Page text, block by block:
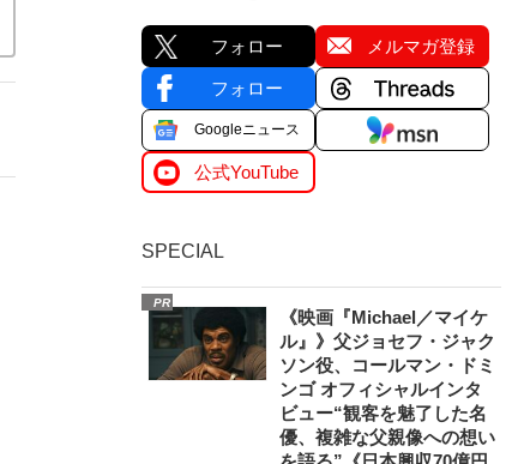
フォロー メルマガ登録
フォロー
Googleニュース
公式YouTube
SPECIAL
PR
《映画『Michael／マイケ
ル』》父ジョセフ・ジャク
ソン役、コールマン・ドミ
ンゴ オフィシャルインタ
ビュー“観客を魅了した名
優、複雑な父親像への想い